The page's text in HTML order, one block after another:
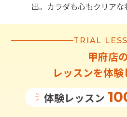
出。カラダも心もクリアな
TRIAL
甲府店の
レッスンを体験
体験レッスン